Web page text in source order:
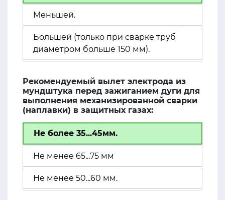
Меньшей.
Большей (только при сварке труб
диаметром больше 150 мм).
Рекомендуемый вылет электрода из
мундштука перед зажиганием дуги для
выполнения механизированной сварки
(наплавки) в защитных газах:
Не более 35...45мм.
Не менее 65...75 мм
Не менее 50...60 мм.